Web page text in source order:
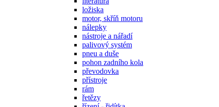
ložiska
motor, skříň motoru
nálepky
nástroje a nářadí
palivový systém
pneu a duše
pohon zadního kola
převodovka
přístroje
rám
řetězy